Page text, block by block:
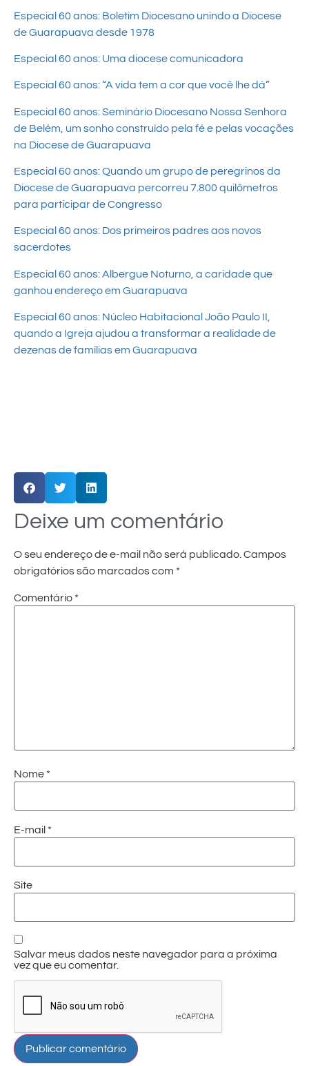
Especial 60 anos: Boletim Diocesano unindo a Diocese
de Guarapuava desde 1978
Especial 60 anos: Uma diocese comunicadora
Especial 60 anos: “A vida tem a cor que você lhe dá”
Especial 60 anos: Seminário Diocesano Nossa Senhora
de Belém, um sonho construído pela fé e pelas vocações
na Diocese de Guarapuava
Especial 60 anos: Quando um grupo de peregrinos da
Diocese de Guarapuava percorreu 7.800 quilômetros
para participar de Congresso
Especial 60 anos: Dos primeiros padres aos novos
sacerdotes
Especial 60 anos: Albergue Noturno, a caridade que
ganhou endereço em Guarapuava
Especial 60 anos: Núcleo Habitacional João Paulo II,
quando a Igreja ajudou a transformar a realidade de
dezenas de famílias em Guarapuava
Deixe um comentário
O seu endereço de e-mail não será publicado. Campos
obrigatórios são marcados com *
Comentário *
Nome *
E-mail *
Site
Salvar meus dados neste navegador para a próxima
vez que eu comentar.